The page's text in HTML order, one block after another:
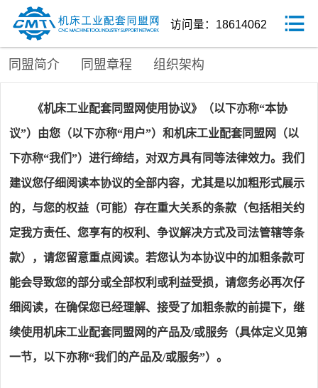
访问量：18614062
同盟简介 同盟章程 组织架构
《机床工业配套同盟网使用协议》（以下亦称“本协
议”）由您（以下亦称“用户”）和机床工业配套同盟网 （以
下亦称“我们”）进行缔结，对双方具有同等法律效力。我们
建议您仔细阅读本协议的全部内容，尤其是以加粗形式展示
的，与您的权益（可能）存在重大关系的条款（包括相关约
定我方责任、您享有的权利、争议解决方式及司法管辖等条
款），请您留意重点阅读。若您认为本协议中的加粗条款可
能会导致您的部分或全部权利或利益受损，请您务必再次仔
细阅读，在确保您已经理解、接受了加粗条款的前提下，继
续使用机床工业配套同盟网的产品及/或服务（具体定义见第
一节，以下亦称“我们的产品及/或服务”）。